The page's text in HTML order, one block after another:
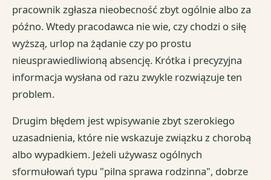
pracownik zgłasza nieobecność zbyt ogólnie albo za
późno. Wtedy pracodawca nie wie, czy chodzi o siłę
wyższą, urlop na żądanie czy po prostu
nieusprawiedliwioną absencję. Krótka i precyzyjna
informacja wysłana od razu zwykle rozwiązuje ten
problem.
Drugim błędem jest wpisywanie zbyt szerokiego
uzasadnienia, które nie wskazuje związku z chorobą
albo wypadkiem. Jeżeli używasz ogólnych
sformułowań typu "pilna sprawa rodzinna", dobrze